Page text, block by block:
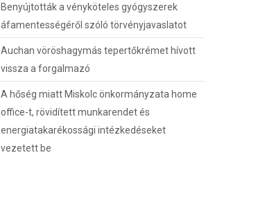
Benyújtották a vényköteles gyógyszerek
áfamentességéről szóló törvényjavaslatot
Auchan vöröshagymás tepertőkrémet hívott
vissza a forgalmazó
A hőség miatt Miskolc önkormányzata home
office-t, rövidített munkarendet és
energiatakarékossági intézkedéseket
vezetett be